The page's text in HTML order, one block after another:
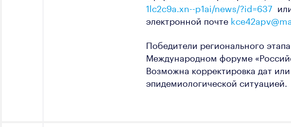
1lc2c9a.xn--p1ai/news/?id=637
электронной почте
Победители регионального
Международном форуме
Возможна корректировка дат
эпидемиологической ситуацией.